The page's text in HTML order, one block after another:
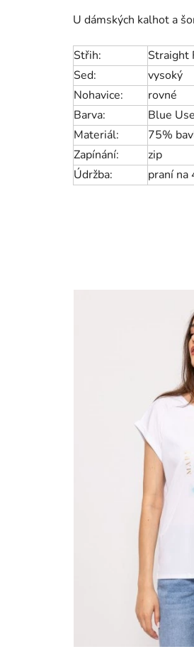
U dámských kalhot a
Střih:
Straight
Sed:
vysoký
Nohavice:
rovné
Barva:
Blue
Materiál:
75%
Zapínání:
zip
Údržba:
praní na